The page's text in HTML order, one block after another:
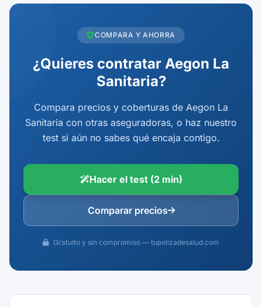
COMPARA Y AHORRA
¿Quieres contratar Aegon La
Sanitaria?
Compara precios y coberturas de Aegon La
Sanitaria con otras aseguradoras, o haz nuestro
test si aún no sabes qué encaja contigo.
Hacer el test (2 min)
Comparar precios
Gratuito y sin compromiso — tupolizadesalud.com